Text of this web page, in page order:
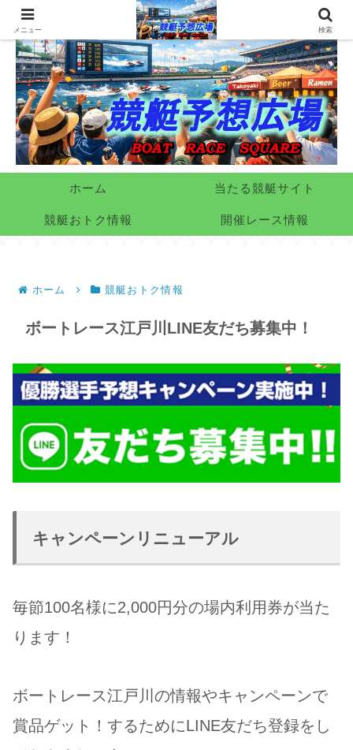
ホーム 当たる競艇サイト
競艇おトク情報 開催レース情報
ホーム 競艇おトク情報
ボートレース江戸川LINE友だち募集中！
キャンペーンリニューアル
毎節100名様に2,000円分の場内利用券が当た
ります！
ボートレース江戸川の情報やキャンペーンで
賞品ゲット！するためにLINE友だち登録をし
メニュー 検索